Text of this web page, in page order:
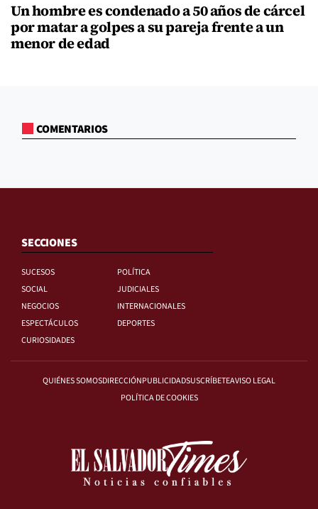
Un hombre es condenado a 50 años de cárcel
por matar a golpes a su pareja frente a un
menor de edad
COMENTARIOS
SECCIONES
SUCESOS
POLÍTICA
SOCIAL
JUDICIALES
NEGOCIOS
INTERNACIONALES
ESPECTÁCULOS
DEPORTES
CURIOSIDADES
QUIÉNES SOMOSDIRECCIÓNPUBLICIDADSUSCRÍBETEAVISO LEGAL
POLÍTICA DE COOKIES